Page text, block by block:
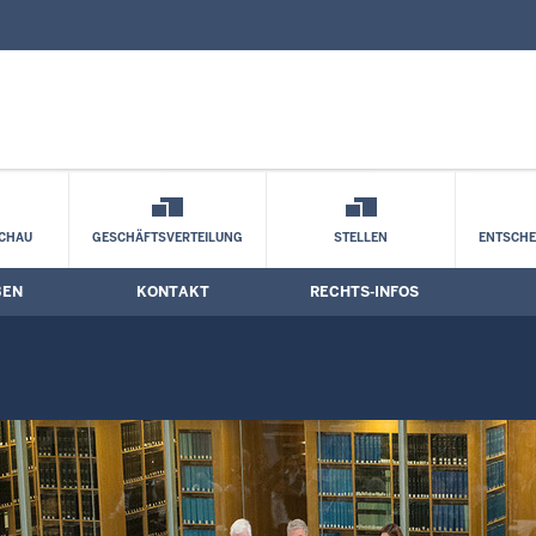
Westfalen: Veranstaltungen
Kontaktformular
GESCHÄFTSVERTEILUNG STELLEN
KONTAKT RECHTS-INFOS